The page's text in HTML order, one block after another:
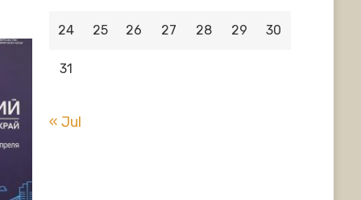
24 25 26 27 28 29 30
31
« Jul